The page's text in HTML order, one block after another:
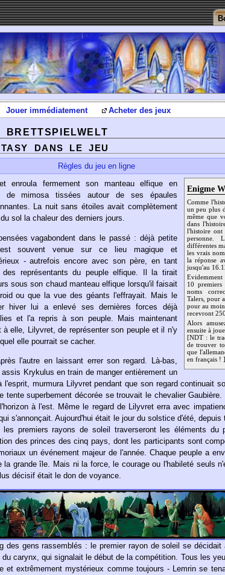
Jouer immédiatement Acheter des jeux
DANS LE JEU
Règles du jeu en ligne
Enigme
Comme
un peu plus
même que
dans
l'histoire
personne.
différentes
les vrais
la réponse
jusqu'au
10
noms
Talers, pour
pour au
recevront
Alors
ensuite à
[NDT : le
de trouver
que
en français ! ]
enroula fermement son manteau elfique en
de mimosa tissées autour de ses épaules
La nuit sans étoiles avait complètement
sol la chaleur des derniers jours.
vagabondent dans le passé : déjà petite
souvent venue sur ce lieu magique et
- autrefois encore avec son père, en tant
des représentants du peuple elfique. Il la tirait
sous son chaud manteau elfique lorsqu'il faisait
ou que la vue des géants l'effrayait. Mais le
hiver lui a enlevé ses dernières forces déjà
et l'a repris à son peuple. Mais maintenant
à elle, Lilyvret, de représenter son peuple et il n'y
elle pourrait se cacher.
l'autre en laissant errer son regard. Là-bas,
Krykulus en train de manger entièrement un
murmura Lilyvret pendant que son regard continuait
tente superbement décorée se trouvait le chevalier
à l'est. Même le regard de Lilyvret erra avec
s'annonçait. Aujourd'hui était le jour du solstice d'été, depuis
les premiers rayons de soleil traverseront les éléments du
des princes des cinq pays, dont les participants sont
un événement majeur de l'année. Chaque peuple a
grande île. Mais ni la force, le courage ou l'habileté seuls
décisif était le don de voyance.
des gens rassemblés : le premier rayon de soleil se
carynx, qui signalait le début de la compétition. Tous les
et extrêmement mystérieux comme toujours - Lemrin se